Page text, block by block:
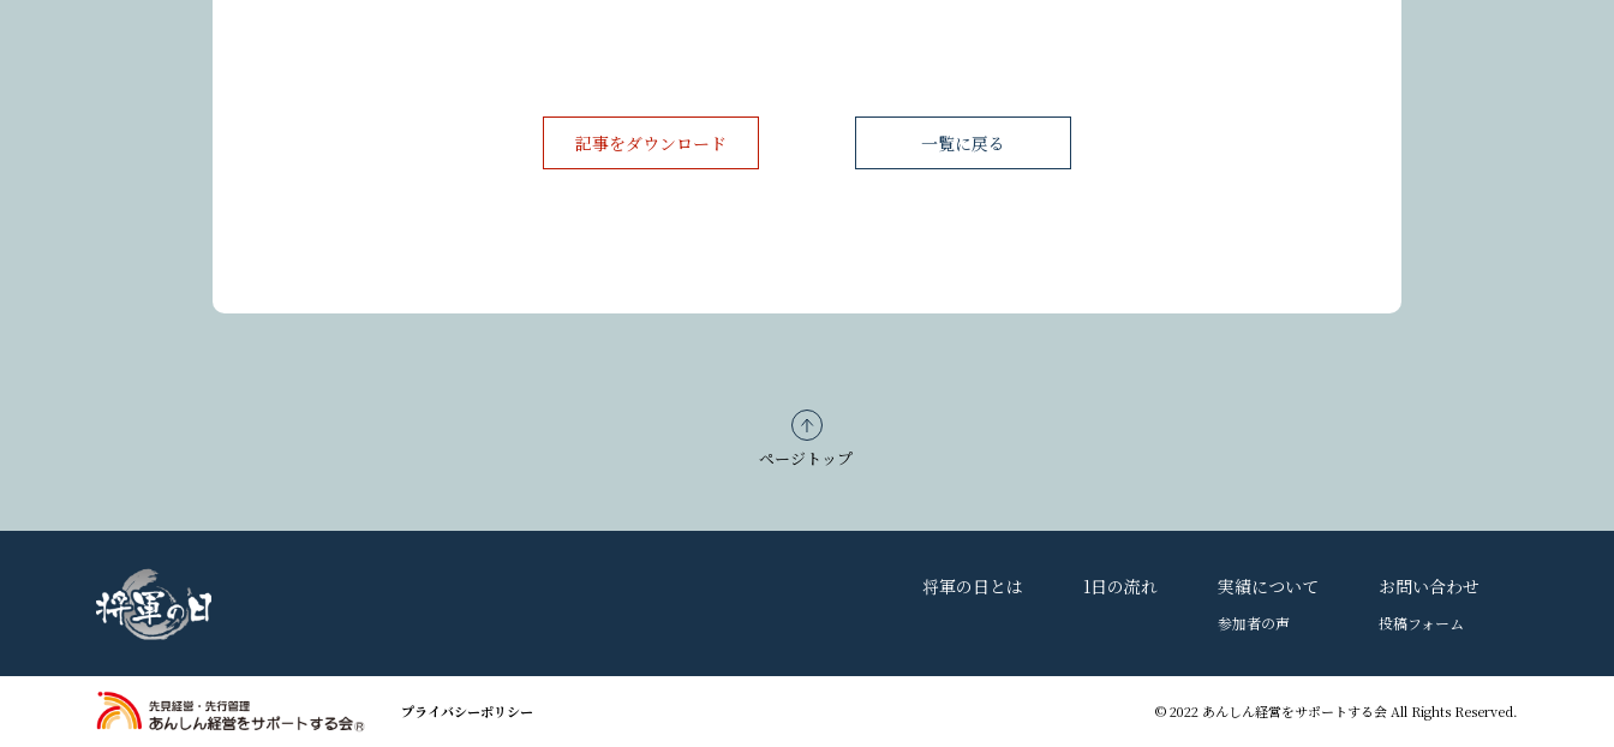
記事をダウンロード 一覧に戻る
ページトップ
将軍の日とは 1日の流れ 実績について
参加者の声
お問い合わせ
投稿フォーム
プライバシーポリシー © 2022 あんしん経営をサポートする会 All Rights Reserved.